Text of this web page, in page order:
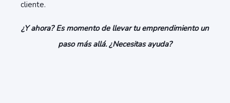
cliente.
¿Y ahora? Es momento de llevar tu emprendimiento un
paso más allá. ¿Necesitas ayuda?